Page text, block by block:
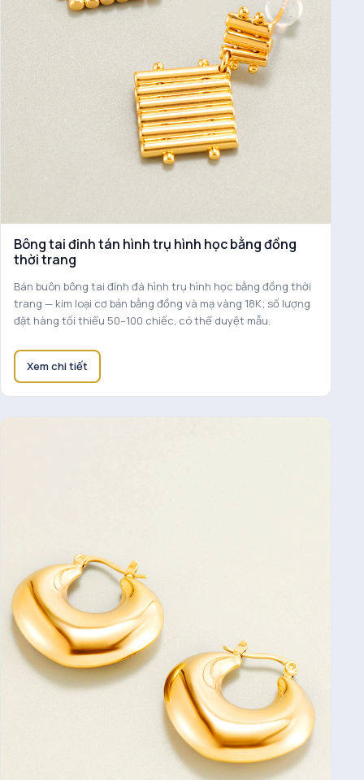
Bông tai đinh tán hình trụ hình học bằng đồng
thời trang
Bán buôn bông tai đính đá hình trụ hình học bằng đồng thời
trang — kim loại cơ bản bằng đồng và mạ vàng 18K; số lượng
đặt hàng tối thiểu 50–100 chiếc, có thể duyệt mẫu.
Xem chi tiết